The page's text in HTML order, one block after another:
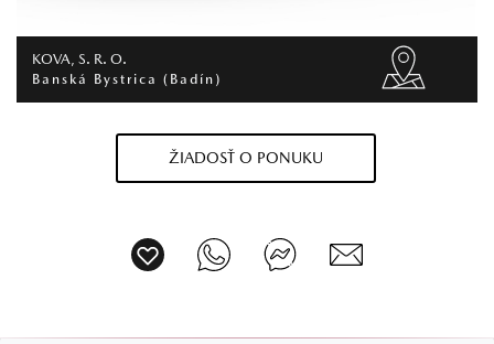
KOVA, S. R. O.
Banská Bystrica (Badín)
ŽIADOSŤ O PONUKU